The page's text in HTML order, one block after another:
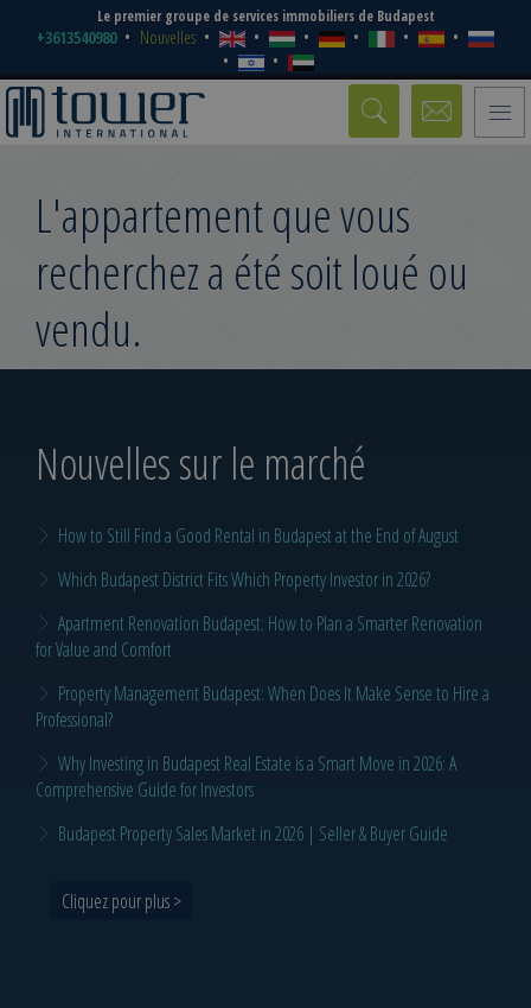
Le premier groupe de services immobiliers de Budapest
+3613540980 Nouvelles
Toggle
L'appartement que vous
recherchez a été soit loué ou
vendu.
Nouvelles sur le marché
How to Still Find a Good Rental in Budapest at the End of August
Which Budapest District Fits Which Property Investor in 2026?
Apartment Renovation Budapest: How to Plan a Smarter Renovation
for Value and Comfort
Property Management Budapest: When Does It Make Sense to Hire a
Professional?
Why Investing in Budapest Real Estate is a Smart Move in 2026: A
Comprehensive Guide for Investors
Budapest Property Sales Market in 2026 | Seller & Buyer Guide
Cliquez pour plus >